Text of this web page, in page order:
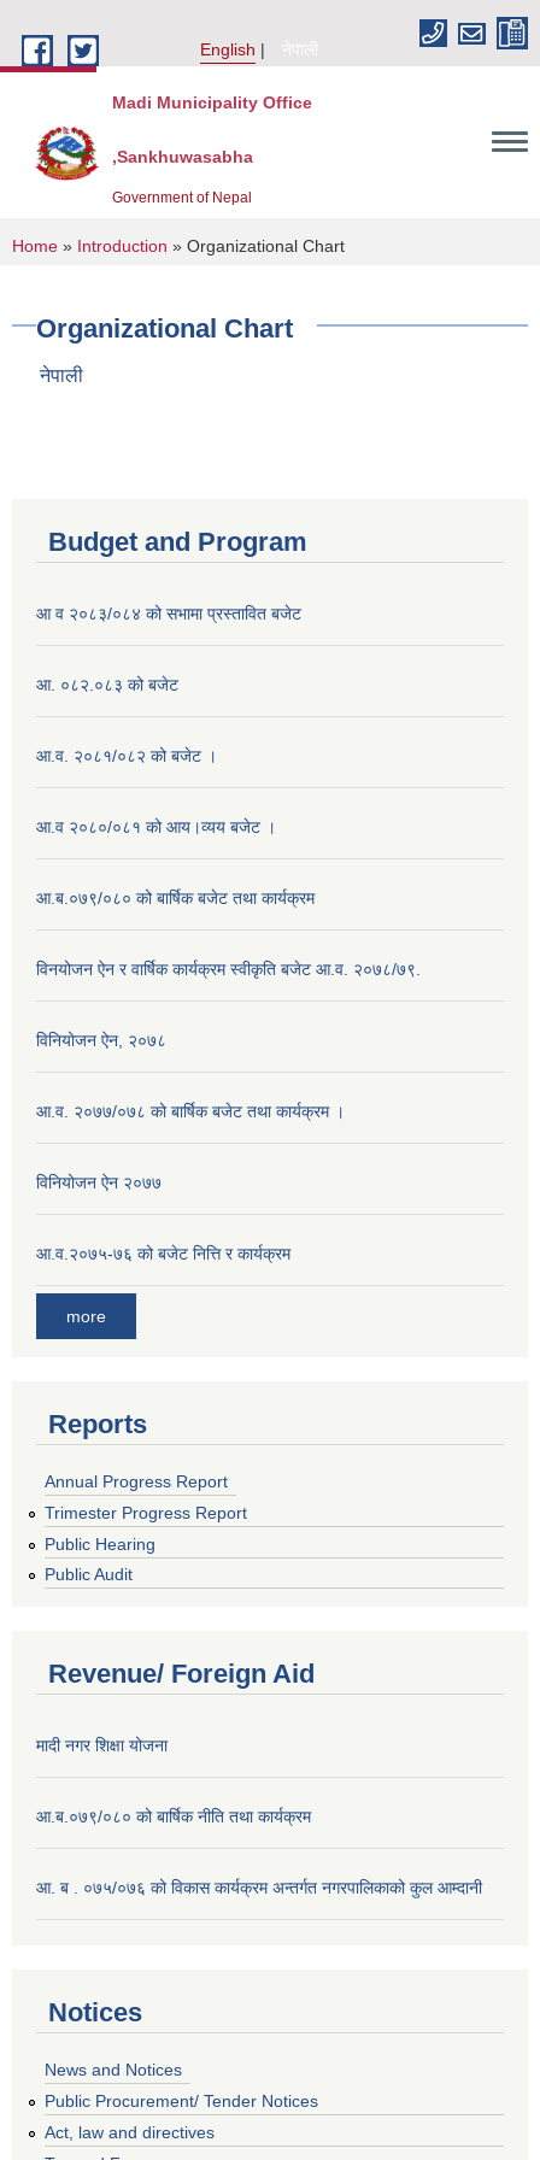
English
नेपाली
Madi Municipality Office
,Sankhuwasabha
Government of Nepal
You are here
Home » Introduction » Organizational Chart
Organizational Chart
नेपाली
Budget and Program
आ व २०८३/०८४ को सभामा प्रस्तावित बजेट
आ. ०८२.०८३ को बजेट
आ.व. २०८१/०८२ को बजेट ।
आ.व २०८०/०८१ को आय।व्यय बजेट ।
आ.ब.०७९/०८० को बार्षिक बजेट तथा कार्यक्रम
विनयोजन ऐन र वार्षिक कार्यक्रम स्वीकृति बजेट आ.व. २०७८/७९.
विनियोजन ऐन, २०७८
आ.व. २०७७/०७८ को बार्षिक बजेट तथा कार्यक्रम ।
विनियोजन ऐन २०७७
आ.व.२०७५-७६ को बजेट नित्ति र कार्यक्रम
more
Reports
Annual Progress Report
Trimester Progress Report
Public Hearing
Public Audit
Revenue/ Foreign Aid
मादी नगर शिक्षा योजना
आ.ब.०७९/०८० को बार्षिक नीति तथा कार्यक्रम
आ. ब . ०७५/०७६ को विकास कार्यक्रम अन्तर्गत नगरपालिकाको कुल आम्दानी
Notices
News and Notices
Public Procurement/ Tender Notices
Act, law and directives